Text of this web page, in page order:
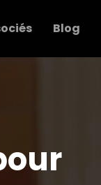
Blog